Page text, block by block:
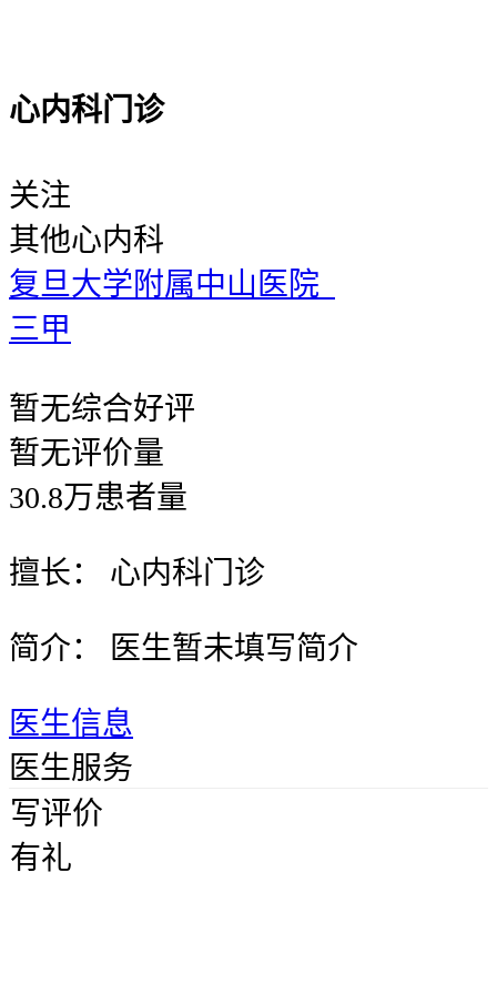
心内科门诊
关注
其他心内科
复旦大学附属中山医院
三甲
暂无综合好评
暂无评价量
30.8万患者量
擅长： 心内科门诊
简介： 医生暂未填写简介
医生信息
医生服务
写评价
有礼